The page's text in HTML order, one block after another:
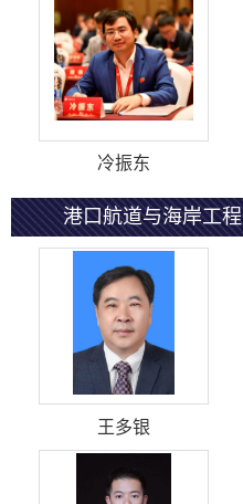
冷振东
港口航道与海岸工程
王多银